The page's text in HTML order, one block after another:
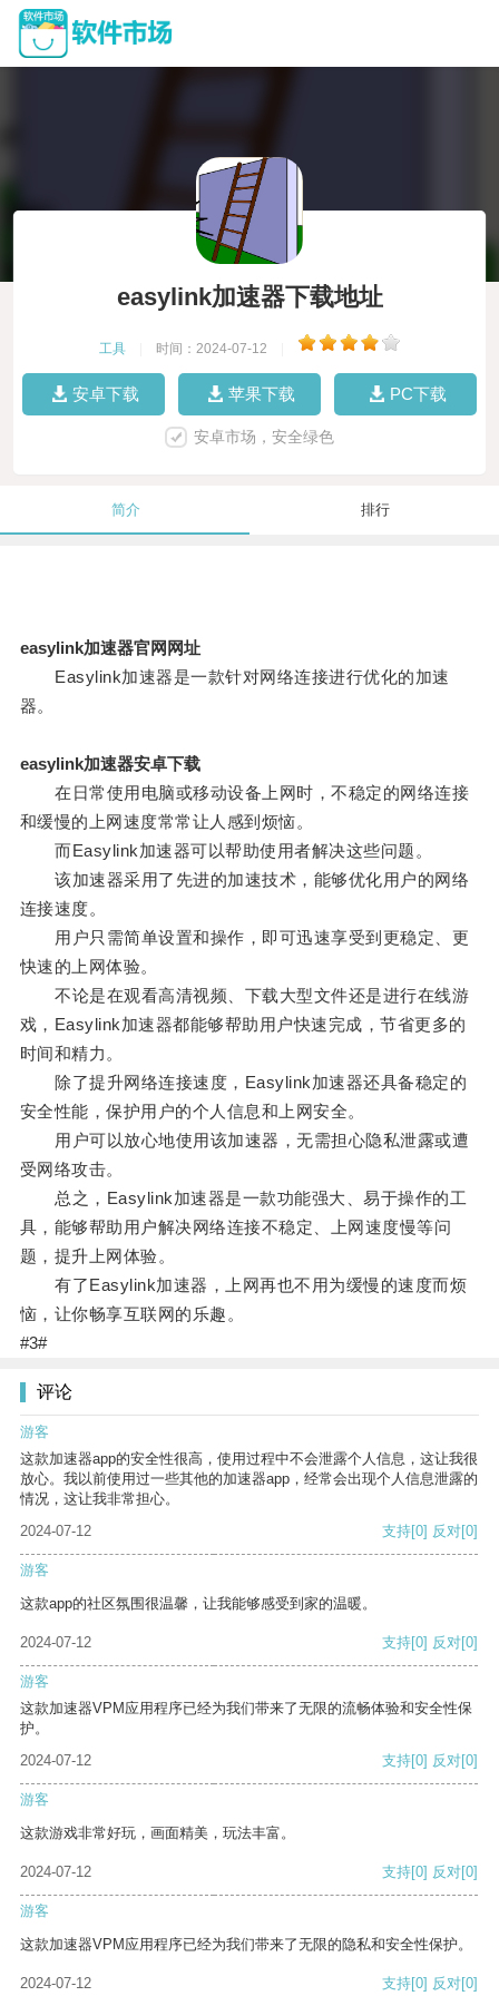
easylink加速器下载地址
工具 时间：2024-07-12
安卓下载 苹果下载 PC下载
安卓市场，安全绿色
简介 排行
easylink加速器官网网址
Easylink加速器是一款针对网络连接进行优化的加速
器。
easylink加速器安卓下载
在日常使用电脑或移动设备上网时，不稳定的网络连接
和缓慢的上网速度常常让人感到烦恼。
而Easylink加速器可以帮助使用者解决这些问题。
该加速器采用了先进的加速技术，能够优化用户的网络
连接速度。
用户只需简单设置和操作，即可迅速享受到更稳定、更
快速的上网体验。
不论是在观看高清视频、下载大型文件还是进行在线游
戏，Easylink加速器都能够帮助用户快速完成，节省更多的
时间和精力。
除了提升网络连接速度，Easylink加速器还具备稳定的
安全性能，保护用户的个人信息和上网安全。
用户可以放心地使用该加速器，无需担心隐私泄露或遭
受网络攻击。
总之，Easylink加速器是一款功能强大、易于操作的工
具，能够帮助用户解决网络连接不稳定、上网速度慢等问
题，提升上网体验。
有了Easylink加速器，上网再也不用为缓慢的速度而烦
恼，让你畅享互联网的乐趣。
#3#
评论
游客
这款加速器app的安全性很高，使用过程中不会泄露个人信息，这让我很
放心。我以前使用过一些其他的加速器app，经常会出现个人信息泄露的
情况，这让我非常担心。
2024-07-12
支持[0] 反对[0]
游客
这款app的社区氛围很温馨，让我能够感受到家的温暖。
2024-07-12 支持[0] 反对[0]
游客
这款加速器VPM应用程序已经为我们带来了无限的流畅体验和安全性保
护。
2024-07-12
支持[0] 反对[0]
游客
这款游戏非常好玩，画面精美，玩法丰富。
2024-07-12 支持[0] 反对[0]
游客
这款加速器VPM应用程序已经为我们带来了无限的隐私和安全性保护。
2024-07-12 支持[0] 反对[0]